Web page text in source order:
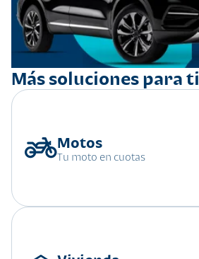
Más soluciones para ti
Tu moto en cuotas